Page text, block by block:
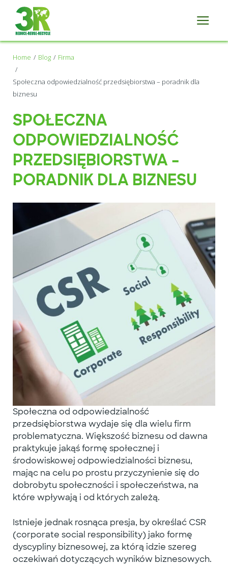
Home Blog Firma
Społeczna odpowiedzialność przedsiębiorstwa – poradnik dla
biznesu
SPOŁECZNA
ODPOWIEDZIALNOŚĆ
PRZEDSIĘBIORSTWA –
PORADNIK DLA BIZNESU
Społeczna od odpowiedzialność
przedsiębiorstwa wydaje się dla wielu firm
problematyczna. Większość biznesu od dawna
praktykuje jakąś formę społecznej i
środowiskowej odpowiedzialności biznesu,
mając na celu po prostu przyczynienie się do
dobrobytu społeczności i społeczeństwa, na
które wpływają i od których zależą.
Istnieje jednak rosnąca presja, by określać CSR
(corporate social responsibility) jako formę
dyscypliny biznesowej, za którą idzie szereg
oczekiwań dotyczących wyników biznesowych.